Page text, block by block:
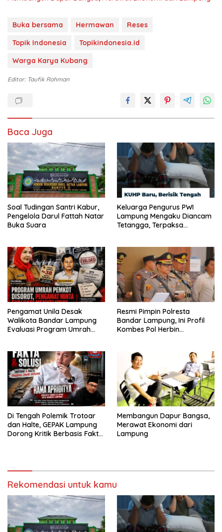
Buka bersama Hermawan
Reses
Topik Indonesia
Topikindonesia.id
Warga Karya Kubang
Editor: Taufik Rohman
Baca Juga
Soal Tudingan Santri Kabur,
Pengelola Darul Fattah Natar
Buka Suara
Keluarga Pengurus PWI
Lampung Mengaku Diancam
Tetangga, Terpaksa
Pengamat Unila Desak
Walikota Bandar Lampung
Evaluasi Program Umrah
Resmi Pimpin Polresta
Bandar Lampung, Ini Profil
Kombes Pol Herbin
Di Tengah Polemik Trotoar
dan Halte, GEPAK Lampung
Dorong Kritik Berbasis Fakta
Membangun Dapur Bangsa,
Merawat Ekonomi dari
Lampung
Rekomendasi untuk kamu